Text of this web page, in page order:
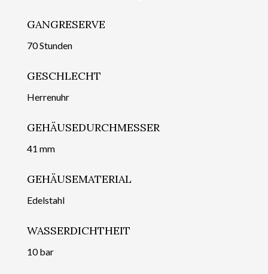
GANGRESERVE
70 Stunden
GESCHLECHT
Herrenuhr
GEHÄUSEDURCHMESSER
41 mm
GEHÄUSEMATERIAL
Edelstahl
WASSERDICHTHEIT
10 bar